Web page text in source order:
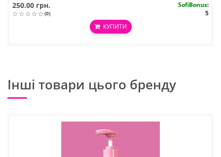
250.00 грн.
(0)
SofiBonus:
5
КУПИТИ
Інші товари цього бренду